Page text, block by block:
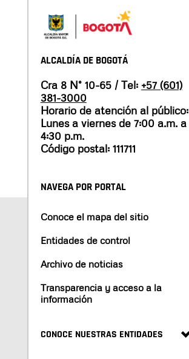
ALCALDÍA DE BOGOTÁ
Cra 8 N° 10-65 / Tel: +57 (601)
381-3000
Horario de atención al público:
Lunes a viernes de 7:00 a.m. a
4:30 p.m.
Código postal: 111711
NAVEGA POR PORTAL
Conoce el mapa del sitio
Entidades de control
Archivo de noticias
Transparencia y acceso a la
información
CONOCE NUESTRAS ENTIDADES